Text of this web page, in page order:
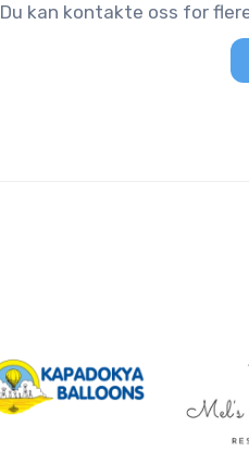
Du kan kontakte oss for